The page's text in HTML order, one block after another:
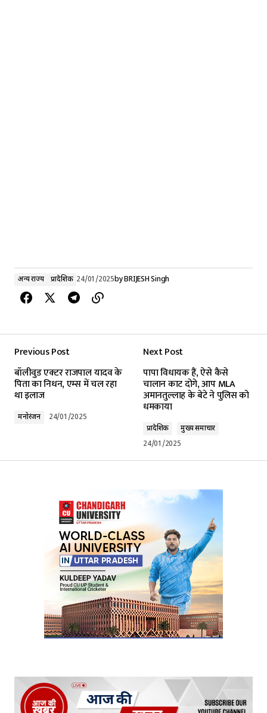
अन्य राज्य प्रादेशिक 24/01/2025byBRIJESH Singh
Previous Post
बॉलीवुड एक्टर राजपाल यादव के
पिता का निधन, एम्स में चल रहा
था इलाज
मनोरंजन 24/01/2025
Next Post
पापा विधायक हैं, ऐसे कैसे
चालान काट दोगे, आप MLA
अमानतुल्लाह के बेटे ने पुलिस को
धमकाया
प्रादेशिक
मुख्य समाचार
24/01/2025